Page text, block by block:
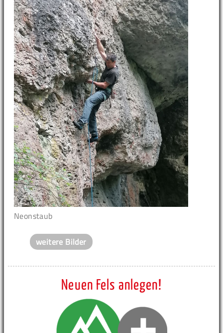
Neonstaub
weitere Bilder
Neuen Fels anlegen!